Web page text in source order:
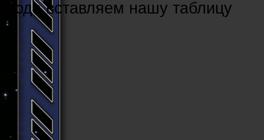
Cюда вставляем нашу таблицу